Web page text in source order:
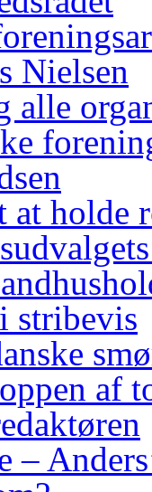
Nielsen
alle
at holde
stribevis
af
–